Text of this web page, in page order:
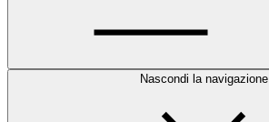
Nascondi la navigazione